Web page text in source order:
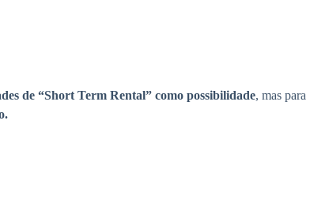
de “Short Term Rental” como possibilidade, mas para